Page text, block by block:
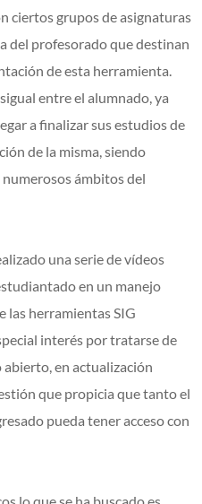
ciertos grupos de asignaturas
del profesorado que destinan
de esta herramienta.
entre el alumnado, ya
a finalizar sus estudios de
de la misma, siendo
ámbitos del
una serie de vídeos
en un manejo
las herramientas SIG
interés por tratarse de
en actualización
que propicia que tanto el
pueda tener acceso con
lo que se ha buscado es